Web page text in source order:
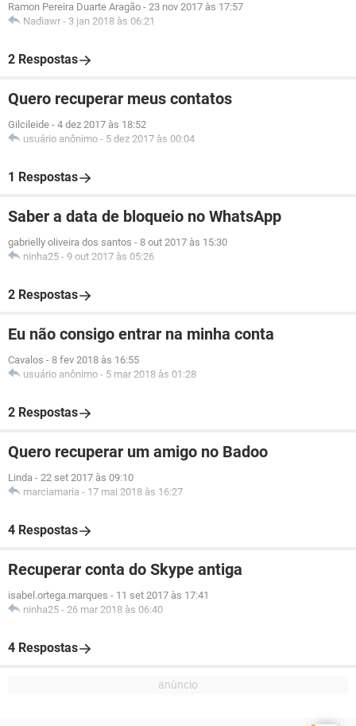
Ramon Pereira Duarte Aragão - 23 nov 2017 às 17:57
Nadiawr - 3 jan 2018 às 06:21
2 Respostas
Quero recuperar meus contatos
Gilcileide - 4 dez 2017 às 18:52
usuário anônimo - 5 dez 2017 às 00:04
1 Respostas
Saber a data de bloqueio no WhatsApp
gabrielly oliveira dos santos - 8 out 2017 às 15:30
ninha25 - 9 out 2017 às 05:26
2 Respostas
Eu não consigo entrar na minha conta
Cavalos - 8 fev 2018 às 16:55
usuário anônimo - 5 mar 2018 às 01:28
2 Respostas
Quero recuperar um amigo no Badoo
Linda - 22 set 2017 às 09:10
marciamaria - 17 mai 2018 às 16:27
4 Respostas
Recuperar conta do Skype antiga
isabel.ortega.marques - 11 set 2017 às 17:41
ninha25 - 26 mar 2018 às 06:40
4 Respostas